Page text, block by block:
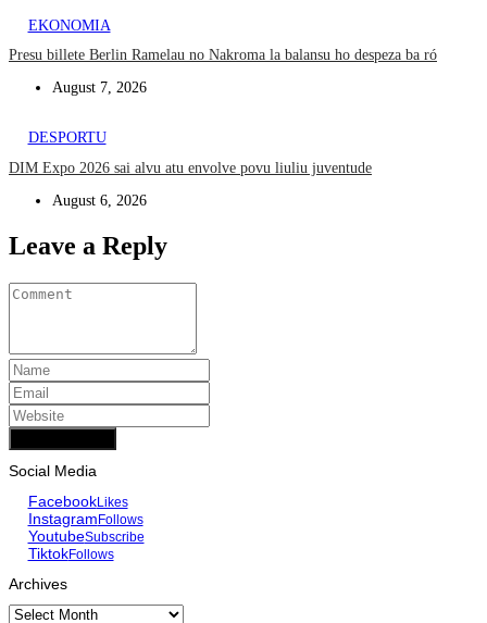
EKONOMIA
Presu billete Berlin Ramelau no Nakroma la balansu ho despeza ba ró
August 7, 2026
DESPORTU
DIM Expo 2026 sai alvu atu envolve povu liuliu juventude
August 6, 2026
Leave a Reply
Social Media
FacebookLikes
InstagramFollows
YoutubeSubscribe
TiktokFollows
Archives
Archives